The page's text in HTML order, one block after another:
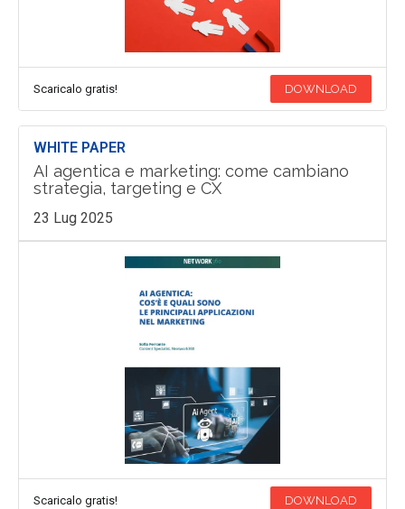
Scaricalo gratis! DOWNLOAD
WHITE PAPER
AI agentica e marketing: come cambiano
strategia, targeting e CX
23 Lug 2025
Scaricalo gratis! DOWNLOAD